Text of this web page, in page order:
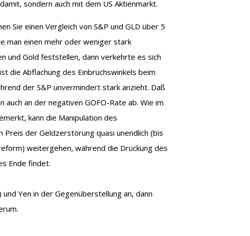
sondern auch mit dem US Aktienmarkt.
Sie einen Vergleich von S&P und GLD über 5
man einen mehr oder weniger stark
und Gold feststellen, dann verkehrte es sich
die Abflachung des Einbruchswinkels beim
der S&P unvermindert stark anzieht. Daß
auch an der negativen GOFO-Rate ab. Wie im
kann die Manipulation des
Preis der Geldzerstörung quasi unendlich (bis
weitergehen, während die Drückung des
Ende findet.
Yen in der Gegenüberstellung an, dann